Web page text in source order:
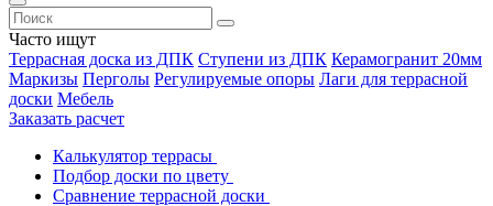
Часто ищут
Террасная доска из ДПК Ступени из ДПК Керамогранит 20мм
Маркизы Перголы Регулируемые опоры Лаги для террасной
доски Мебель
Заказать расчет
Калькулятор террасы
Подбор доски по цвету
Сравнение террасной доски